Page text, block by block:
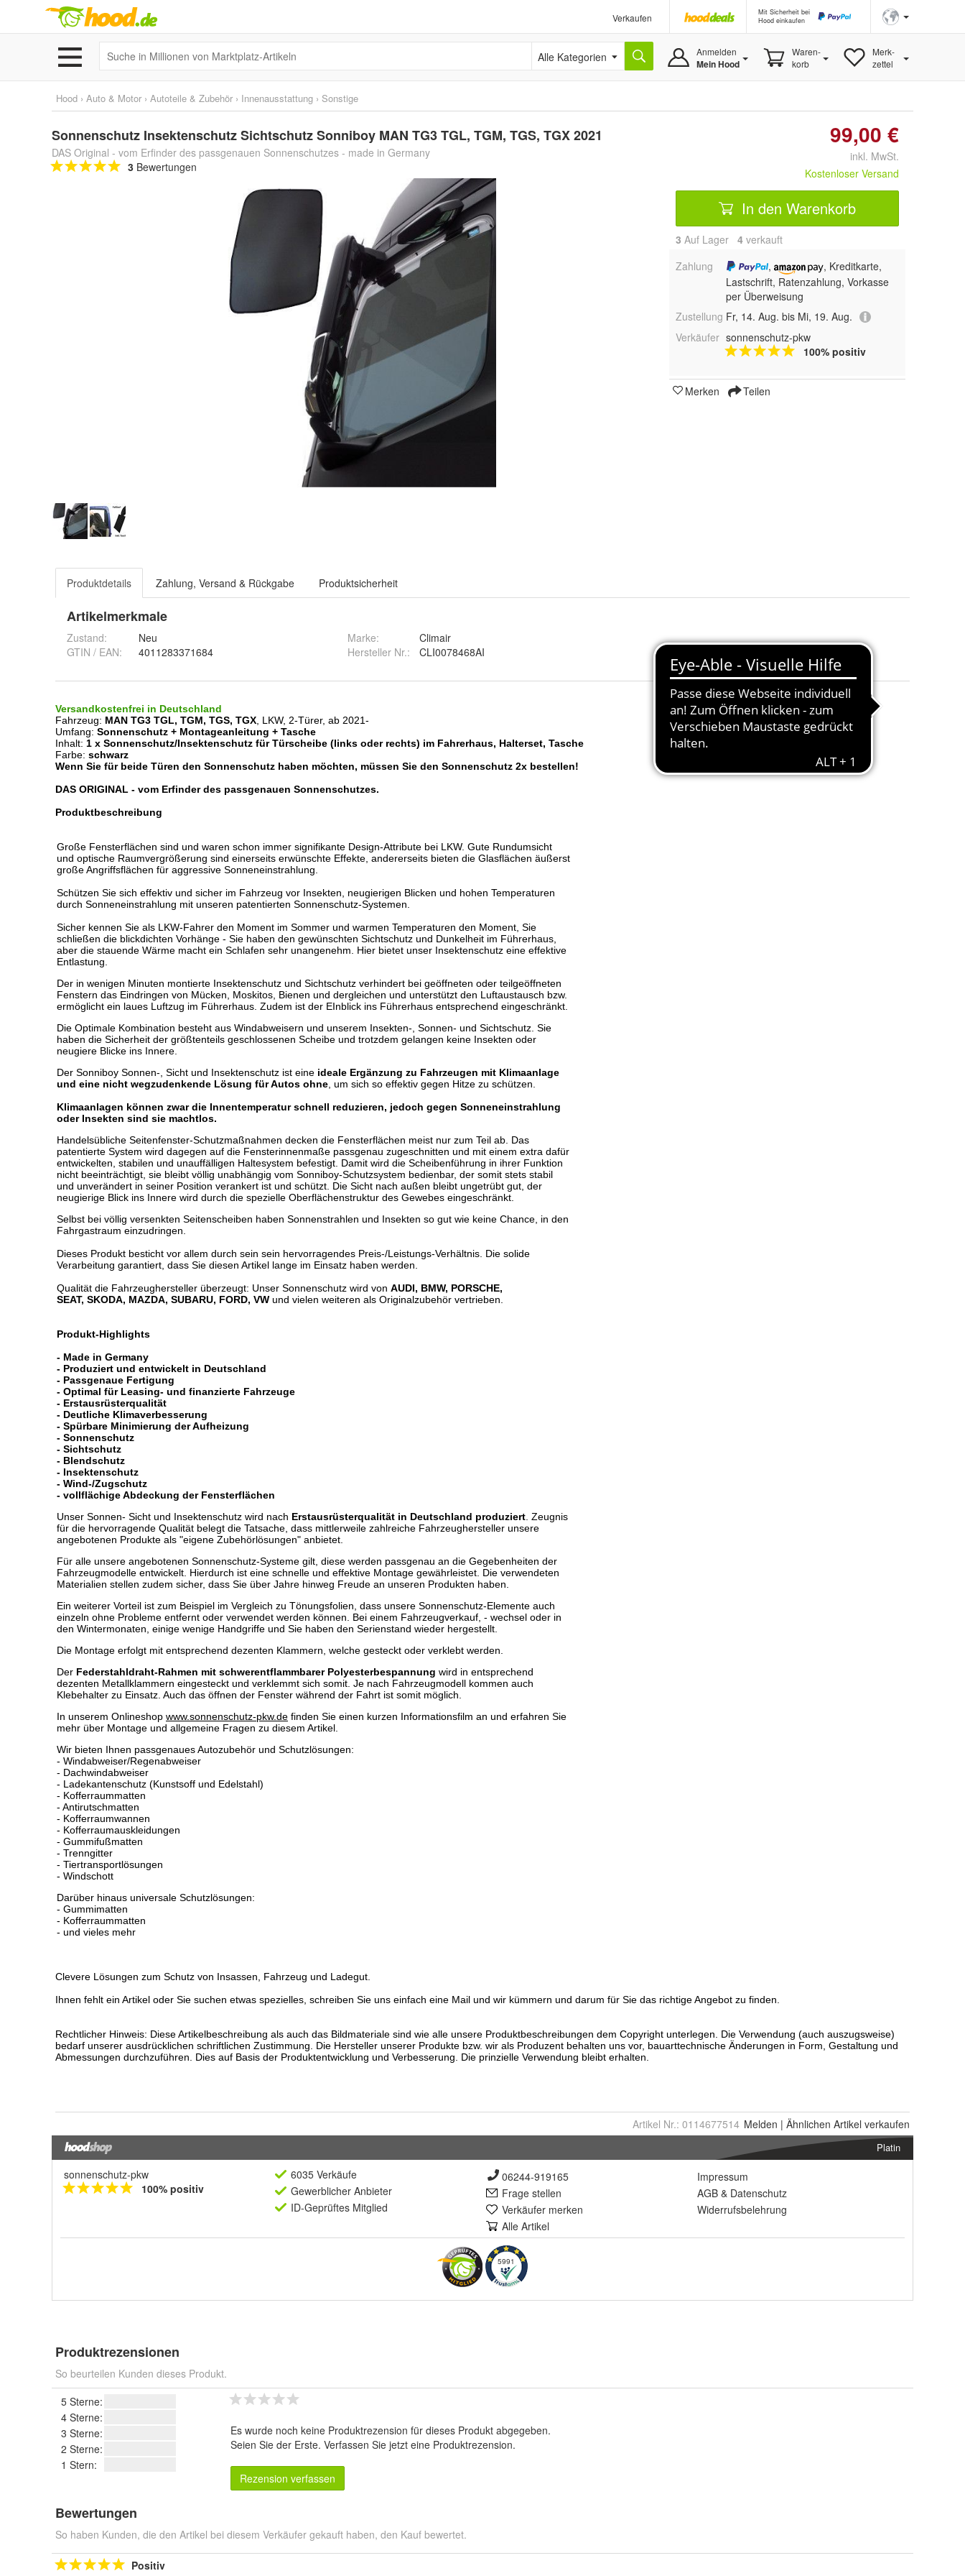
Verkaufen
Mit Sicherheit bei
Hood einkaufen
Alle Kategorien Anmelden
Mein Hood
Waren-
korb
Merk-
zettel
Hood › Auto & Motor › Autoteile & Zubehör › Innenausstattung › Sonstige
Sonnenschutz Insektenschutz Sichtschutz Sonniboy MAN TG3 TGL, TGM, TGS, TGX 2021
DAS Original - vom Erfinder des passgenauen Sonnenschutzes - made in Germany
3 Bewertungen
99,00 €
inkl. MwSt.
Kostenloser Versand
In den Warenkorb
3 Auf Lager 4 verkauft
Zahlung
,
, Kreditkarte,
Lastschrift, Ratenzahlung, Vorkasse
per Überweisung
Zustellung Fr, 14. Aug. bis Mi, 19. Aug.
Verkäufer sonnenschutz-pkw
100% positiv
Merken Teilen
Produktdetails Zahlung, Versand & Rückgabe Produktsicherheit
Artikelmerkmale
Zustand:
Neu
GTIN / EAN:
4011283371684
Marke:
Climair
Hersteller Nr.:
CLI0078468AI
Artikel Nr.: 0114677514 Melden | Ähnlichen Artikel verkaufen
Platin
sonnenschutz-pkw
100% positiv
6035 Verkäufe
Gewerblicher Anbieter
ID-Geprüftes Mitglied
06244-919165
Frage stellen
Verkäufer merken
Alle Artikel
Impressum
AGB & Datenschutz
Widerrufsbelehrung
5991
Produktrezensionen
So beurteilen Kunden dieses Produkt.
5 Sterne:
4 Sterne:
3 Sterne:
2 Sterne:
1 Stern:
Es wurde noch keine Produktrezension für dieses Produkt abgegeben.
Seien Sie der Erste. Verfassen Sie jetzt eine Produktrezension.
Rezension verfassen
Bewertungen
So haben Kunden, die den Artikel bei diesem Verkäufer gekauft haben, den Kauf bewertet.
Positiv